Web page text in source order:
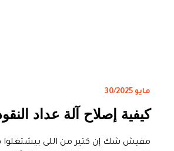
مايو 30/2025
كيفية إصلاح آلة عداد
مفيش شك إن كتير من اللى بيشتغلوا